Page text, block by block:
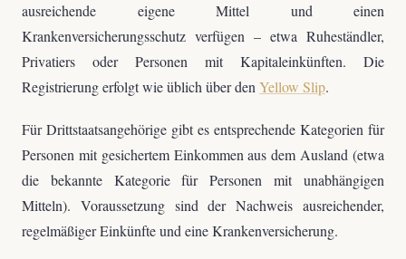
ausreichende eigene Mittel und einen
Krankenversicherungsschutz verfügen – etwa Ruheständler,
Privatiers oder Personen mit Kapitaleinkünften. Die
Registrierung erfolgt wie üblich über denYellow Slip.
Für Drittstaatsangehörige gibt es entsprechende Kategorien für
Personen mit gesichertem Einkommen aus dem Ausland (etwa
die bekannte Kategorie für Personen mit unabhängigen
Mitteln). Voraussetzung sind der Nachweis ausreichender,
regelmäßiger Einkünfte und eine Krankenversicherung.